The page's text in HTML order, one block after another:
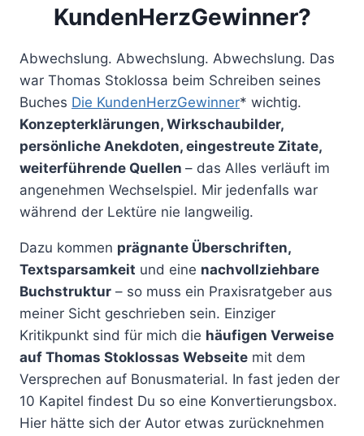
KundenHerzGewinner?
Abwechslung. Abwechslung. Abwechslung. Das
war Thomas Stoklossa beim Schreiben seines
Buches Die KundenHerzGewinner* wichtig.
Konzepterklärungen, Wirkschaubilder,
persönliche Anekdoten, eingestreute Zitate,
weiterführende Quellen – das Alles verläuft im
angenehmen Wechselspiel. Mir jedenfalls war
während der Lektüre nie langweilig.
Dazu kommen prägnante Überschriften,
Textsparsamkeit und eine nachvollziehbare
Buchstruktur – so muss ein Praxisratgeber aus
meiner Sicht geschrieben sein. Einziger
Kritikpunkt sind für mich die häufigen Verweise
auf Thomas Stoklossas Webseite mit dem
Versprechen auf Bonusmaterial. In fast jeden der
10 Kapitel findest Du so eine Konvertierungsbox.
Hier hätte sich der Autor etwas zurücknehmen